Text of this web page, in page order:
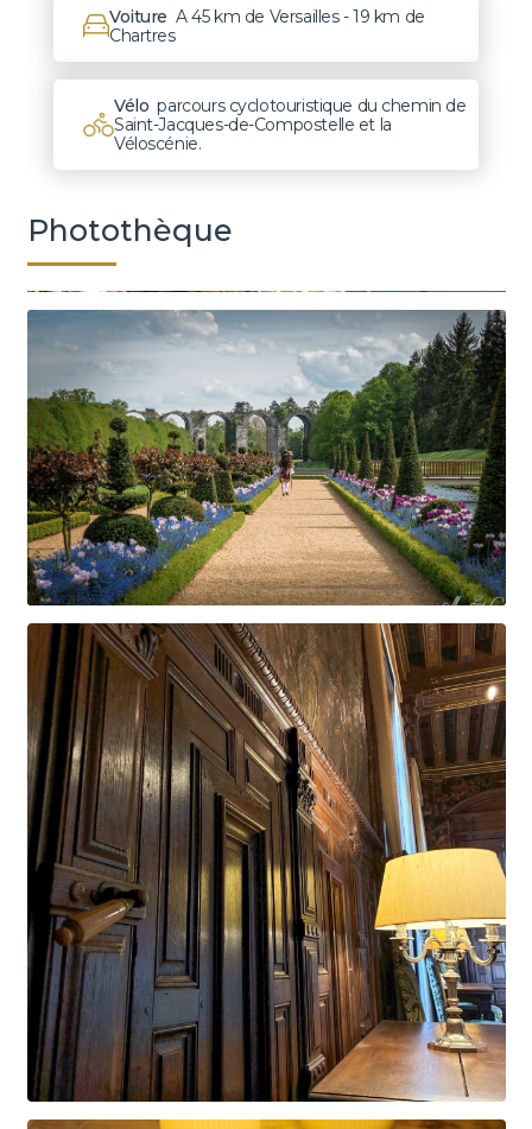
Voiture A 45 km de Versailles - 19 km de
Chartres
Vélo parcours cyclotouristique du chemin de
Saint-Jacques-de-Compostelle et la
Véloscénie.
Photothèque